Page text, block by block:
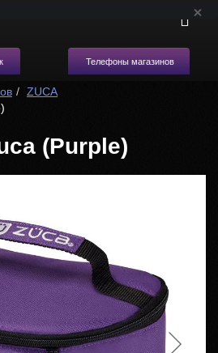
Телефоны магазинов
ZUCA
(Purple)